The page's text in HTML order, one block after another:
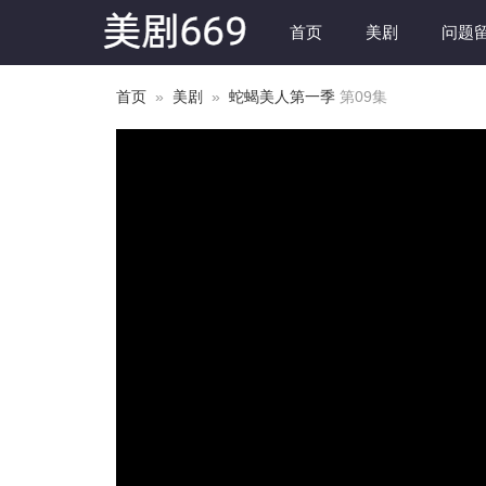
首页 美剧 问题
首页 » 美剧 » 蛇蝎美人第一季 第09集